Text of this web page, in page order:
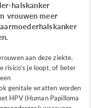
halskanker
vrouwen meer
aan deze ziekte.
risico’s je loopt, of beter
genitale wratten worden
HPV (Human Papilloma